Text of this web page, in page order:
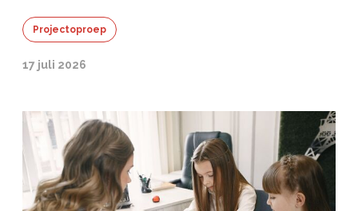
Projectoproep
17 juli 2026